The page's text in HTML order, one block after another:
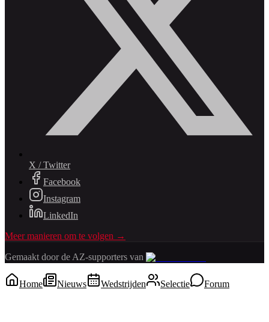
X / Twitter
Facebook
Instagram
LinkedIn
Meer manieren om te volgen →
Gemaakt door de AZ-supporters van
Home Nieuws Wedstrijden Selectie Forum